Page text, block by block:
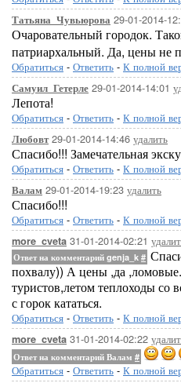
Татьяна_Чувьюрова 29-01-2014-
Очаровательный городок.
патриархальный. Да, цены не
Обратиться - Ответить - К полной
Самуил_Гетерле 29-01-2014-14:01
Лепота!
Обратиться - Ответить - К полной
Любовт29-01-2014-14:46 удалить
Спасибо!!! Замечательная
Обратиться - Ответить - К полной
Валам 29-01-2014-19:23 удалить
Спасибо!!!
Обратиться - Ответить - К полной
more_cveta 31-01-2014-02:21
Ответ на комментарий genja_k #
похвалу)) А цены ,да
туристов,летом теплоходы со
с горок кататься.
Обратиться - Ответить - К полной
more_cveta 31-01-2014-02:22
Ответ на комментарий Валам #
Обратиться - Ответить - К полной